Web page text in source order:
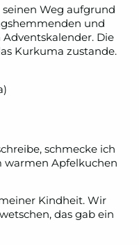
seinen Weg aufgrund
und
Die
Kurkuma zustande.
schmecke ich
warmen Apfelkuchen
Kindheit. Wir
das gab ein